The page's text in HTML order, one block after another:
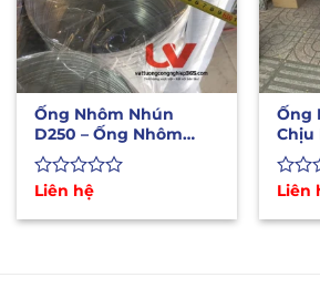
Ống Nhôm Nhún
D250 – Ống Nhôm
Bán Cứng Chịu Nhiệt
Độ Cao
Được
hạng
Liên hệ
Ống
Chịu
Mùi,
Được
hạng
Liên